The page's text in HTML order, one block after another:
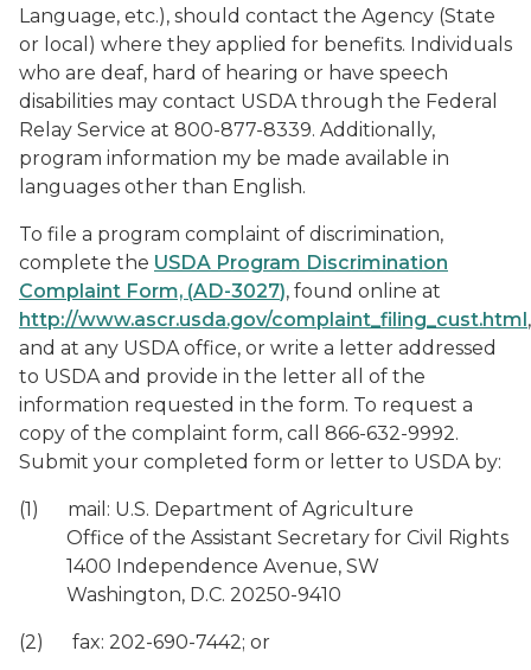
Language, etc.), should contact the Agency (State
or local) where they applied for benefits. Individuals
who are deaf, hard of hearing or have speech
disabilities may contact USDA through the Federal
Relay Service at 800-877-8339. Additionally,
program information my be made available in
languages other than English.
To file a program complaint of discrimination,
complete the USDA Program Discrimination
Complaint Form, (AD-3027), found online at
http://www.ascr.usda.gov/complaint_filing_cust.html,
and at any USDA office, or write a letter addressed
to USDA and provide in the letter all of the
information requested in the form. To request a
copy of the complaint form, call 866-632-9992.
Submit your completed form or letter to USDA by:
(1) mail: U.S. Department of Agriculture
Office of the Assistant Secretary for Civil Rights
1400 Independence Avenue, SW
Washington, D.C. 20250-9410
(2) fax: 202-690-7442; or